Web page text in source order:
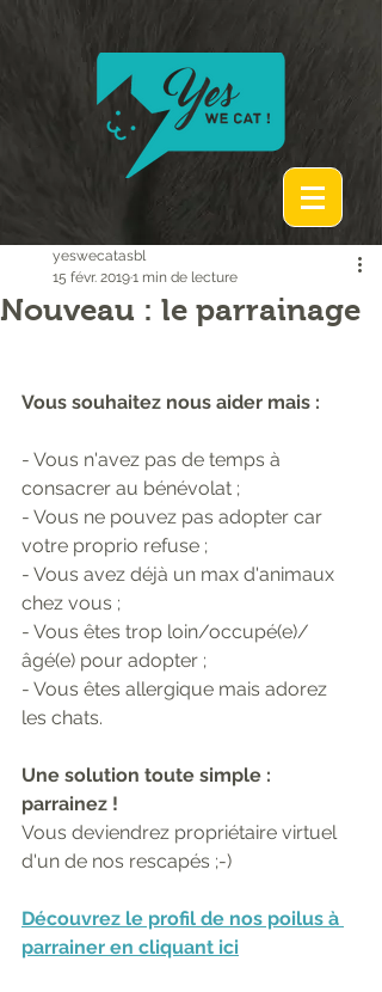
Nouveau : le parrainage
yeswecatasbl
15 févr. 20191 min de lecture
Vous souhaitez nous aider mais :
- Vous n'avez pas de temps à
consacrer au bénévolat ;
- Vous ne pouvez pas adopter car
votre proprio refuse ;
- Vous avez déjà un max d'animaux
chez vous ;
- Vous êtes trop loin/occupé(e)/
âgé(e) pour adopter ;
- Vous êtes allergique mais adorez
les chats.
Une solution toute simple :
parrainez !
Vous deviendrez propriétaire virtuel
d'un de nos rescapés ;-)
Découvrez le profil de nos poilus à
parrainer en cliquant ici